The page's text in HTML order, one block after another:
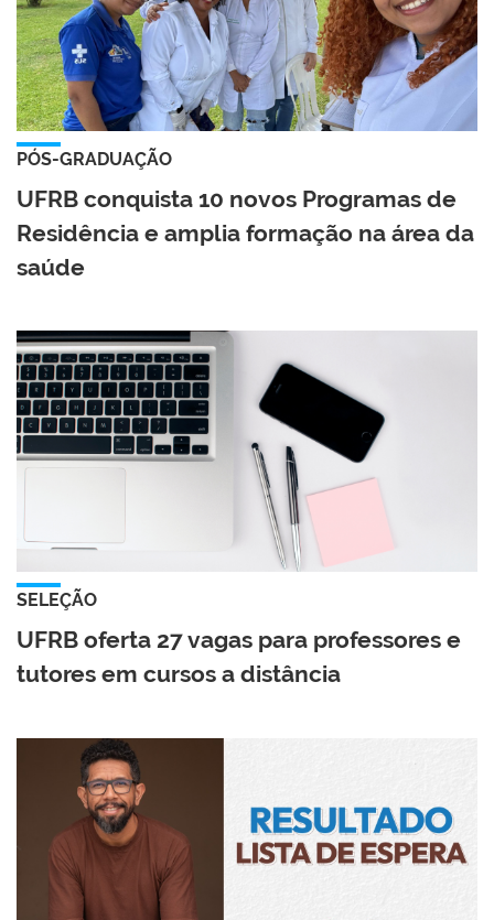
PÓS-GRADUAÇÃO
UFRB conquista 10 novos Programas de
Residência e amplia formação na área da
saúde
SELEÇÃO
UFRB oferta 27 vagas para professores e
tutores em cursos a distância